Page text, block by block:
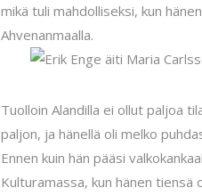
mikä tuli mahdolliseksi, kun
Ahvenanmaalla.
Tuolloin Alandilla ei ollut paljoa
paljon, ja hänellä oli melko
Ennen kuin hän pääsi
Kulturamassa, kun hänen